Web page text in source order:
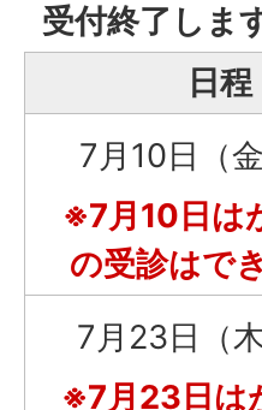
受付終了しま
日程
7月10日（金
※7月10日は
の受診はで
7月23日（木
※7月23日は